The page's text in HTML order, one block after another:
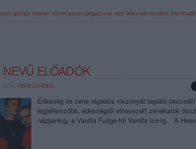
quimby heaven street seven pegazusok nem léteznek houdinis the
NEVŰ ELŐADÓK
RERECORDER
Édesség és zene ragadós viszonyát taglaló
legjellemzőbb, édességről elnevezett zenekarok
napjainkig, a Vanilla Fudge-tól Vanilla Ice-ig. A